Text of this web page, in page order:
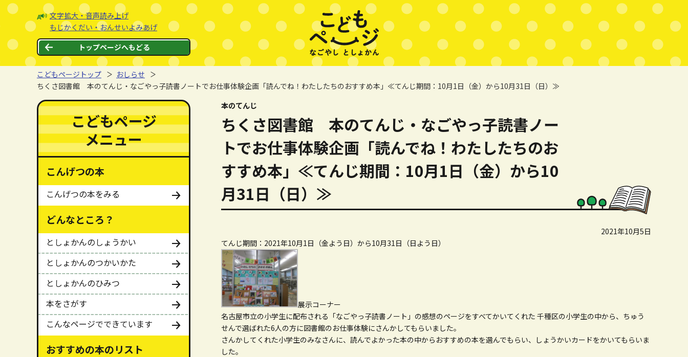
ページの先頭です。
本文へジャンプする。
文字拡大・音声読み上げ
もじかくだい・おんせいよみあげ
トップページへもどる
こどもページトップ
おしらせ
ちくさ図書館 本のてんじ・なごやっ子読書ノートでお仕事体験企画「読んでね！わたしたちのおすすめ本」≪てんじ期間：10月1日（金）から10月31日（日）≫
ここから本文です。ここからメインメニューです。
メインメニューをスキップする
こどもページ
メニュー
こんげつの本
こんげつの本をみる
どんなところ？
としょかんのしょうかい
としょかんのつかいかた
としょかんのひみつ
本をさがす
こんなページでできています
おすすめの本のリスト
本のてんじ
ちくさ図書館 本のてんじ・なごやっ子読書ノー
トでお仕事体験企画「読んでね！わたしたちのお
すすめ本」≪てんじ期間：10月1日（金）から10
月31日（日）≫
2021年10月5日
てんじ期間：2021年10月1日（金よう日）から10月31日（日よう日）
展示コーナー
名古屋市立の小学生に配布される「なごやっ子読書ノート」の感想のページをすべてかいてくれた 千種区の小学生の中から、ちゅう
せんで選ばれた6人の方に図書館のお仕事体験にさんかしてもらいました。
さんかしてくれた小学生のみなさんに、読んでよかった本の中からおすすめの本を選んでもらい、しょうかいカードをかいてもらいま
した。